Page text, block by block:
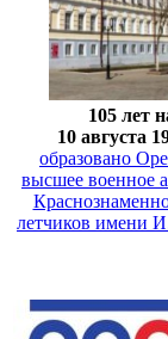
105 лет
10 августа
образовано
высшее военное
летчиков имени